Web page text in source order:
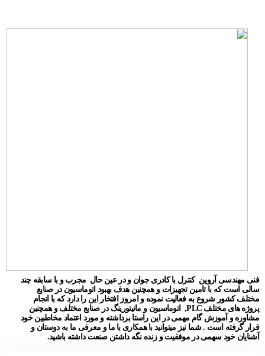
فنی مهندسی آروین کنترل با کادری جوان و در عین حال مجرب و با سابقه چند
سالی است که با تامین تجهیزات و همچنین هدف بهبود اتوماسیون در صنایع
مختلف کشور شروع به فعالیت نموده و امروز افتخار این را دارد که با انجام
پروژه های مختلف PLC, اتوماسیون و مانیتورینگ در صنایع مختلف و همچنین
مشاوره و آموزش گام مهمی در این راستا برداشته و مورد اعتماد مخاطبین خود
قرار گرفته است . شما نیز میتوانید با همکاری با ما و معرفی ما به دوستان و
آشنایان خود سهمی در موفقیت و زنده نگه داشتن صنعت داشته باشید.